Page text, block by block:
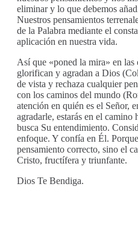
eliminar y lo que debemos
Nuestros pensamientos
de la Palabra mediante el
aplicación en nuestra vida.
Así que «poned la mira» en las
glorifican y agradan a Dios
de vista y rechaza cualquier
con los caminos del mundo
atención en quién es el Señor,
agradarle, estarás en el
busca Su entendimiento.
enfoque. Y confía en Él.
pensamiento correcto, sino el
Cristo, fructífera y triunfante.
Dios Te Bendiga.